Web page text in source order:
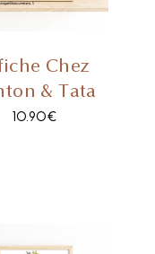
Chez
& Tata
10.90€